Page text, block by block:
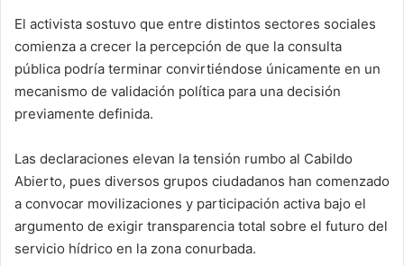
El activista sostuvo que entre distintos sectores sociales
comienza a crecer la percepción de que la consulta
pública podría terminar convirtiéndose únicamente en un
mecanismo de validación política para una decisión
previamente definida.
Las declaraciones elevan la tensión rumbo al Cabildo
Abierto, pues diversos grupos ciudadanos han comenzado
a convocar movilizaciones y participación activa bajo el
argumento de exigir transparencia total sobre el futuro del
servicio hídrico en la zona conurbada.